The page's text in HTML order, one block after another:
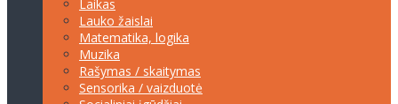
Laikas
Lauko žaislai
Matematika, logika
Muzika
Rašymas / skaitymas
Sensorika / vaizduotė